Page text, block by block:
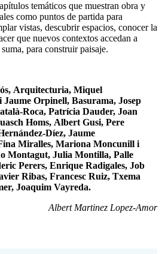
temáticos que muestran obra y
como puntos de partida para
vistas, descubrir espacios, conocer la
que nuevos contextos accedan a
para construir paisaje.
Arquitecturia, Miquel
Orpinell, Basurama, Josep
Roca, Patrícia Dauder, Joan
Homs, Albert Gusi, Pere
Díez, Jaume
Miralles, Mariona Moncunill i
Montagut, Julia Montilla, Palle
Perers, Enrique Radigales, Job
Ribas, Francesc Ruiz, Txema
Joaquim Vayreda.
Albert Martinez Lopez-Amor